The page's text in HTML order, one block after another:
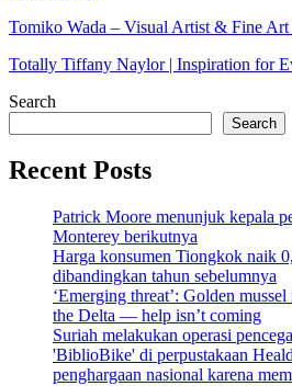
Tomiko Wada – Visual Artist & Fine
Totally Tiffany Naylor | Inspiration for
Search
Search
Recent Posts
Patrick Moore menunjuk kepala
Monterey berikutnya
Harga konsumen Tiongkok naik
dibandingkan tahun sebelumnya
‘Emerging threat’: Golden
the Delta — help isn’t coming
Suriah melakukan operasi
'BiblioBike' di perpustakaan
penghargaan nasional karena